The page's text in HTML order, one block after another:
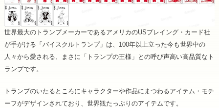
世界最大のトランプメーカーであるアメリカのUSプレイング・カード社
が手がける「バイスクルトランプ」は、100年以上立った今も世界中の
人々から愛される、まさに「トランプの王様」との呼び声高い高品質なト
ランプです。
トランプのいたるところにキャラクターや作品にまつわるアイテム・モチ
ーフがデザインされており、世界観たっぷりのアイテムです。